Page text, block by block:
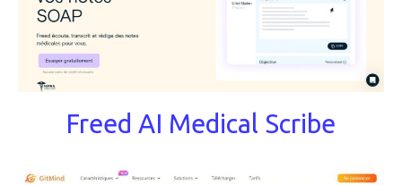
Freed AI Medical Scribe